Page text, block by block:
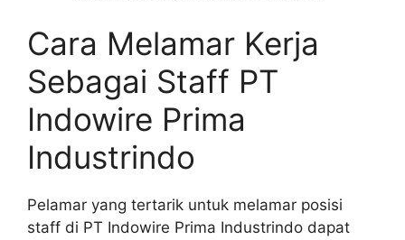
Cara Melamar Kerja
Sebagai Staff PT
Indowire Prima
Industrindo
Pelamar yang tertarik untuk melamar posisi
staff di PT Indowire Prima Industrindo dapat